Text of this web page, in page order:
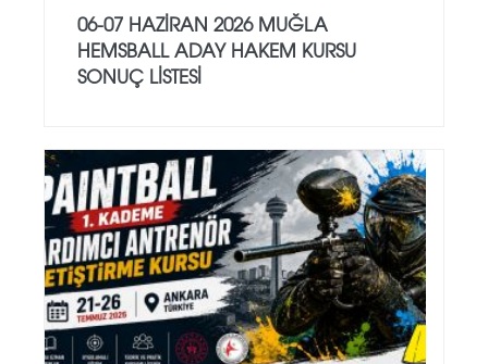
06-07 HAZİRAN 2026 MUĞLA
HEMSBALL ADAY HAKEM KURSU
SONUÇ LİSTESİ